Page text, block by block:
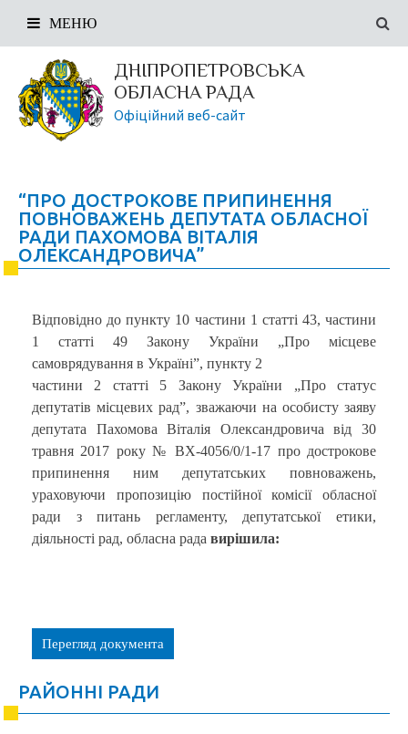
ДНІПРОПЕТРОВСЬКА
ОБЛАСНА РАДА
Офіційний веб-сайт
МЕНЮ
“ПРО ДОСТРОКОВЕ ПРИПИНЕННЯ
ПОВНОВАЖЕНЬ ДЕПУТАТА ОБЛАСНОЇ
РАДИ ПАХОМОВА ВІТАЛІЯ
ОЛЕКСАНДРОВИЧА”
Відповідно до пункту 10 частини 1 статті 43, частини
1 статті 49 Закону України „Про місцеве
самоврядування в Україні”, пункту 2
частини 2 статті 5 Закону України „Про статус
депутатів місцевих рад”, зважаючи на особисту заяву
депутата Пахомова Віталія Олександровича від 30
травня 2017 року № ВХ-4056/0/1-17 про дострокове
припинення ним депутатських повноважень,
ураховуючи пропозицію постійної комісії обласної
ради з питань регламенту, депутатської етики,
діяльності рад, обласна рада вирішила:
Перегляд документа
РАЙОННІ РАДИ